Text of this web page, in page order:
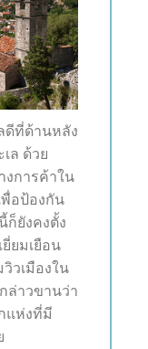
ดีที่ด้านหลัง
ล ด้วย
งการค้าใน
อป้องกัน
ก็ยังคงตั้ง
ยมเยือน
วเมืองใน
ล่าวขานว่า
แห่งที่มี